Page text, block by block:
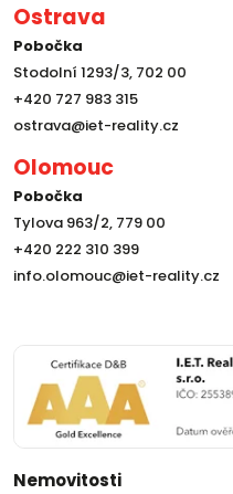
Ostrava
Pobočka
Stodolní 1293/3, 702 00
+420 727 983 315
ostrava@iet-reality.cz
Olomouc
Pobočka
Tylova 963/2, 779 00
+420 222 310 399
info.olomouc@iet-reality.cz
Nemovitosti